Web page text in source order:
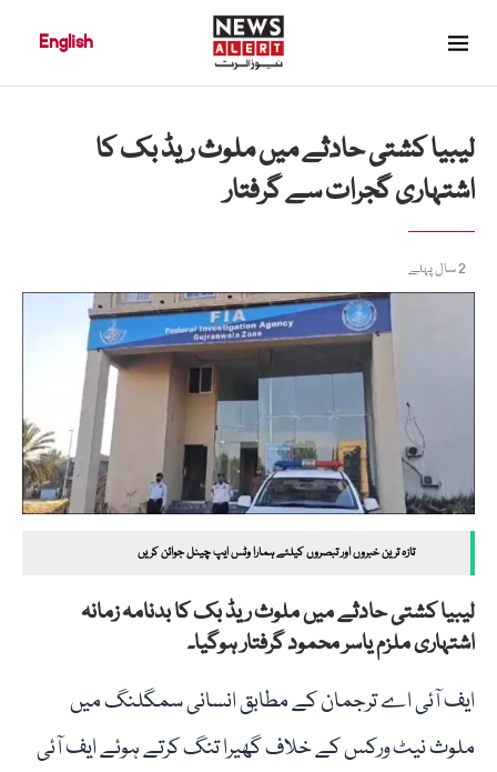
English
لیبیا کشتی حادثے میں ملوث ریڈ بک کا
اشتہاری گجرات سے گرفتار
2 سال پہلے
تازہ ترین خبروں اور تبصروں کیلئے ہمارا وٹس ایپ چینل جوائن کریں
لیبیا کشتی حادثے میں ملوث ریڈ بک کا بدنامہ زمانہ
اشتہاری ملزم یاسر محمود گرفتار ہوگیا۔
ایف آئی اے ترجمان کے مطابق انسانی سمگلنگ میں
ملوث نیٹ ورکس کے خلاف گھیرا تنگ کرتے ہوئے ایف آئی